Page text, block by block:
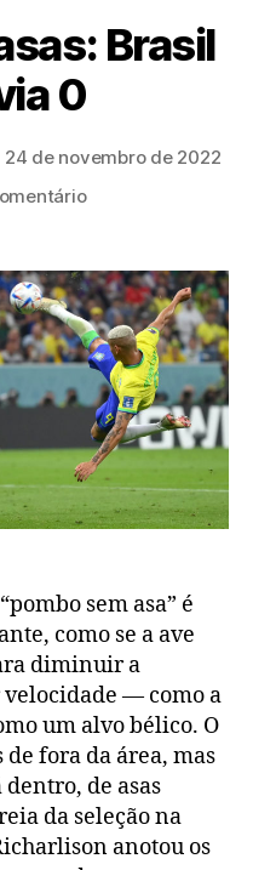
Brasil
0
24 de novembro de 2022
em
asas:
Brasil
2,
Sérvia
sem asa” é
como se a ave
diminuir a
— como a
um alvo bélico. O
fora da área, mas
de asas
da seleção na
anotou os